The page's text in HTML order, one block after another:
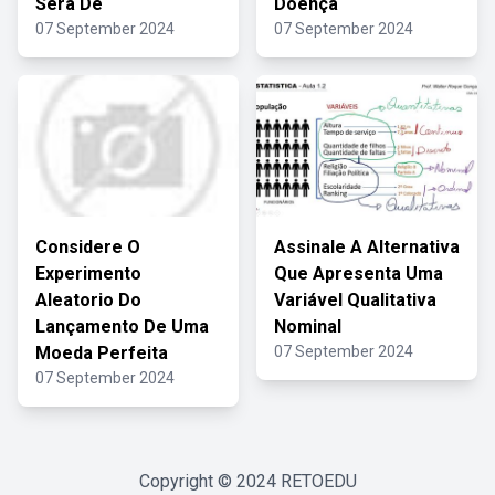
07 September 2024 07 September 2024
Considere O
Experimento
Aleatorio Do
Lançamento De Uma
Moeda Perfeita
07 September 2024
Assinale A Alternativa
Que Apresenta Uma
Variável Qualitativa
Nominal
07 September 2024
Copyright © 2024 RETOEDU